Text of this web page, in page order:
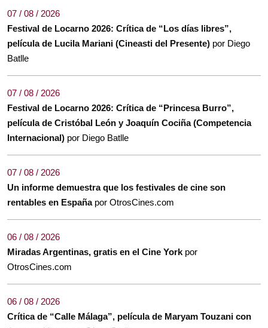
07 / 08 / 2026
Festival de Locarno 2026: Crítica de “Los días libres”,
película de Lucila Mariani (Cineasti del Presente) por Diego
Batlle
07 / 08 / 2026
Festival de Locarno 2026: Crítica de “Princesa Burro”,
película de Cristóbal León y Joaquín Cociña (Competencia
Internacional) por Diego Batlle
07 / 08 / 2026
Un informe demuestra que los festivales de cine son
rentables en España por OtrosCines.com
06 / 08 / 2026
Miradas Argentinas, gratis en el Cine York por
OtrosCines.com
06 / 08 / 2026
Crítica de “Calle Málaga”, película de Maryam Touzani con